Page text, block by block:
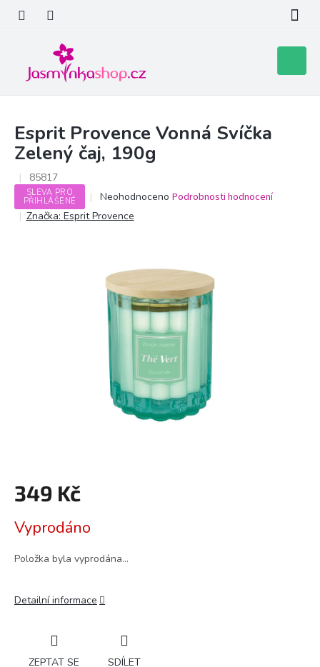
obsah
košík
Esprit Provence Vonná Svíčka
Zelený čaj, 190g
85817
SLEVA PRO
PŘIHLÁŠENÉ
Průměrné
produktu
hvězdiček.
Neohodnoceno Podrobnosti hodnocení
Značka: Esprit Provence
349 Kč
cena:
Vyprodáno
Položka byla vyprodána…
Detailní informace
ZEPTAT SE SDÍLET